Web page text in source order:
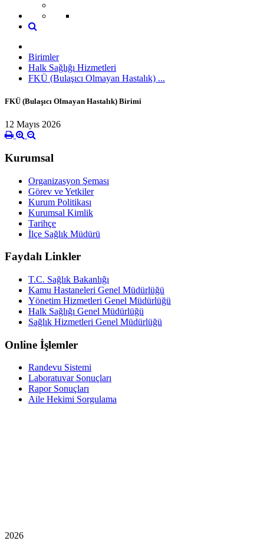
Birimler
Halk Sağlığı Hizmetleri
FKÜ (Bulaşıcı Olmayan Hastalık) ...
FKÜ (Bulaşıcı Olmayan Hastalık) Birimi
12 Mayıs 2026
Kurumsal
Organizasyon Şeması
Görev ve Yetkiler
Kurum Politikası
Kurumsal Kimlik
Tarihçe
İlçe Sağlık Müdürü
Faydalı Linkler
T.C. Sağlık Bakanlığı
Kamu Hastaneleri Genel Müdürlüğü
Yönetim Hizmetleri Genel Müdürlüğü
Halk Sağlığı Genel Müdürlüğü
Sağlık Hizmetleri Genel Müdürlüğü
Online İşlemler
Randevu Sistemi
Laboratuvar Sonuçları
Rapor Sonuçları
Aile Hekimi Sorgulama
2026